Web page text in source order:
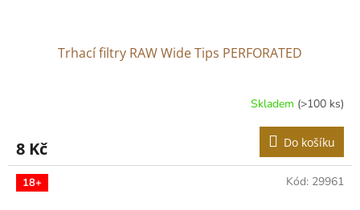
Trhací filtry RAW Wide Tips PERFORATED
Skladem (>100 ks)
8 Kč Do košíku
18+ Kód: 29961